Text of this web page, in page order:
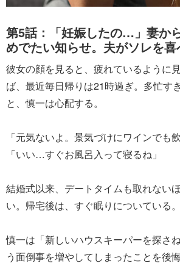
第5話：「妊娠したの…」妻か
めでたい知らせ。夫がソレを
彼女の顔を見ると、疲れているように
ば、最近毎日帰りは21時過ぎ。多忙す
と、慎一は心配する。
「元気ないよ。景気づけにワインでも
「いい…すぐお風呂入って寝るね」
結婚式以来、デートタイムも取れない
い。帰宅後は、すぐ眠りについている。
慎一は「新しいハウスキーパーを探さ
う面倒事を増やしてしまったことを後悔